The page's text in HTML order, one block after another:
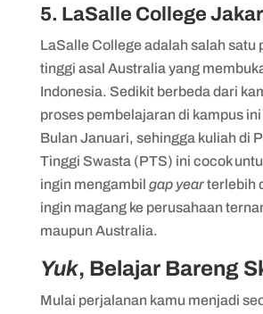
5. LaSalle College
LaSalle College adalah salah satu
tinggi asal Australia yang
Indonesia. Sedikit berbeda dari
proses pembelajaran di kampus
Bulan Januari, sehingga kuliah di
Tinggi Swasta (PTS) ini cocok
ingin mengambil gap yearterlebih
ingin magang ke perusahaan
maupun Australia.
Yuk, Belajar Bareng
Mulai perjalanan kamu menjadi